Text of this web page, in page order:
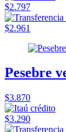
$2.797
$2.961
Pesebre
$3.870
$3.290